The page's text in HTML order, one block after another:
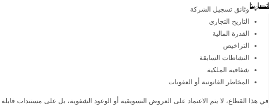
اتصل بناوثائق تسجيل الشركة
التاريخ التجاري
القدرة المالية
التراخيص
النشاطات السابقة
شفافية الملكية
المخاطر القانونية أو العقوبات
في هذا القطاع، لا يتم الاعتماد على العروض التسويقية أو الوعود الشفوية، بل على مستندات قابلة